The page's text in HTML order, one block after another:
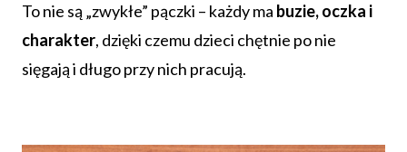
To nie są „zwykłe” pączki – każdy ma buzie, oczka i
charakter, dzięki czemu dzieci chętnie po nie
sięgają i długo przy nich pracują.